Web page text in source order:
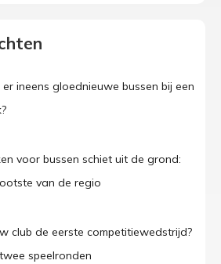
ineens gloednieuwe bussen bij een
voor bussen schiet uit de grond:
van de regio
club de eerste competitiewedstrijd?
speelronden